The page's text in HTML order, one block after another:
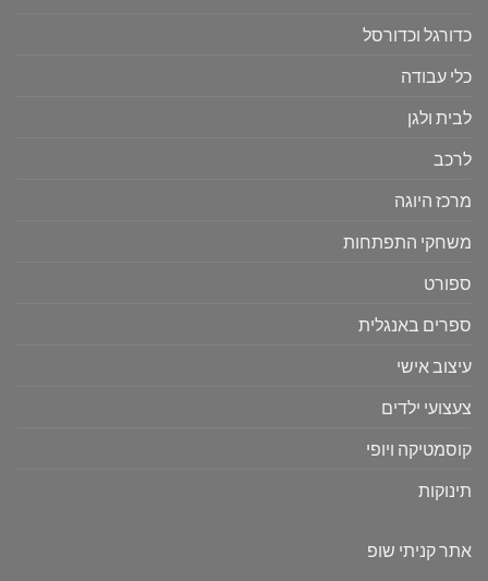
כדורגל וכדורסל
כלי עבודה
לבית ולגן
לרכב
מרכז היוגה
משחקי התפתחות
ספורט
ספרים באנגלית
עיצוב אישי
צעצועי ילדים
קוסמטיקה ויופי
תינוקות
אתר קניתי שופ